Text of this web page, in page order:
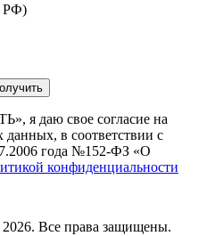
РФ)
я даю свое согласие на
в соответствии с
года №152-ФЗ «О
конфиденциальности
Все права защищены.